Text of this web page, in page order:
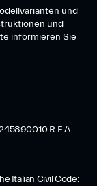
und
und
informieren Sie
R.E.A.
Italian Civil Code: